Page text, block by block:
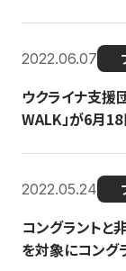
2022.06.07
ウクライナ支援
WALK」が6月18
2022.05.24
コングラントと
を対象にコング